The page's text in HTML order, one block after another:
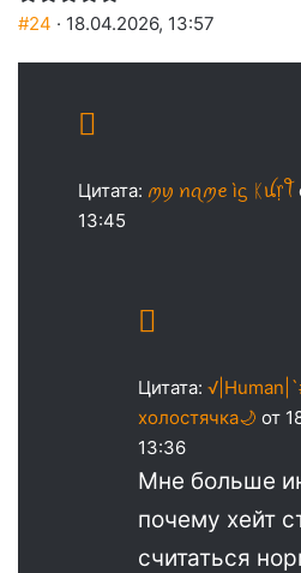
#24 · 18.04.2026, 13:57
Цитата: ꪑꪗ ꪀꪖꪑꫀ ìᦓ ᛕꪊ᥅ꪻ
13:45
Цитата:
холостячка🌙 от
13:36
Мне больше
почему хейт
считаться